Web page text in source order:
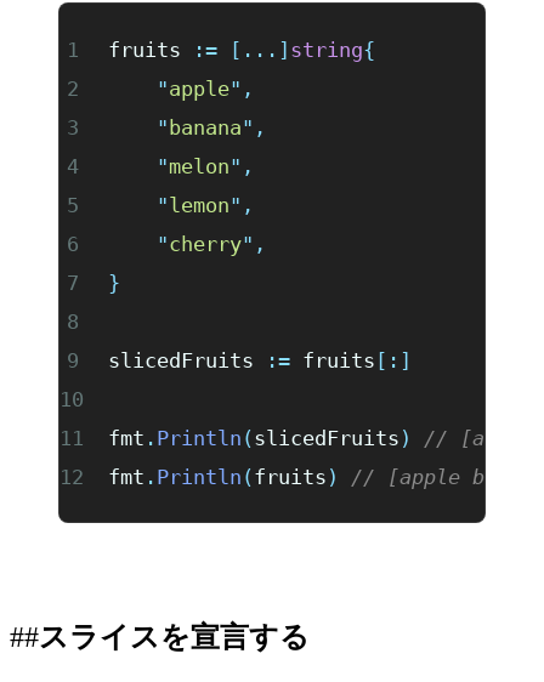
fruits := [...] string{
	"
apple" ,
	"
banana" ,
	"
melon" ,
	"
lemon" ,
	"
cherry" ,
}
slicedFruits := fruits [:]
fmt . Println (slicedFruits )
// [apple
fmt . Println (fruits ) // [apple
スライスを宣言する